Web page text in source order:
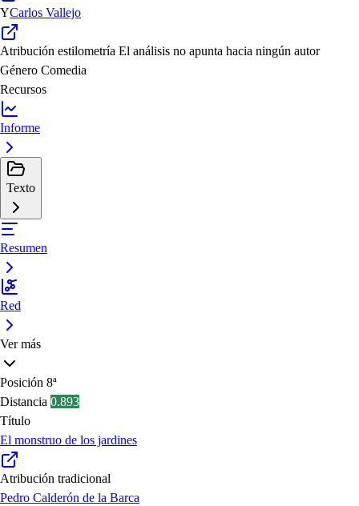
YCarlos Vallejo
Atribución estilometría El análisis no apunta hacia ningún autor
Género Comedia
Recursos
Informe
Texto
Resumen
Red
Ver más
Posición 8ª
Distancia 0.893
Título
El monstruo de los jardines
Atribución tradicional
Pedro Calderón de la Barca